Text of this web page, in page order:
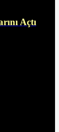
Açtı